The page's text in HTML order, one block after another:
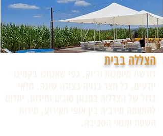
הצללה בבית